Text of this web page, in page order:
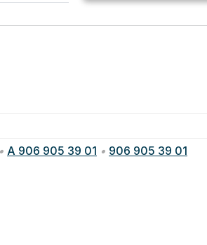
• A 906 905 39 01 • 906 905 39 01